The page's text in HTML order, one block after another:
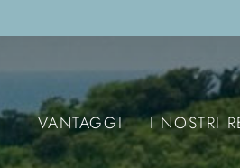
VANTAGGI I NOSTRI